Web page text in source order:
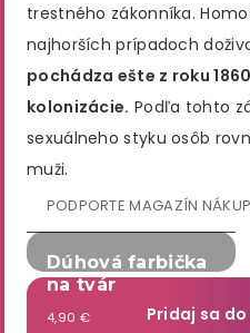
trestného zákonníka.
najhorších prípadoch
pochádza ešte z roku
kolonizácie. Podľa tohto
sexuálneho styku osôb
muži.
PODPORTE MAGAZÍN
Dúhová farbička
na tvár
4,90 €
Pridaj sa